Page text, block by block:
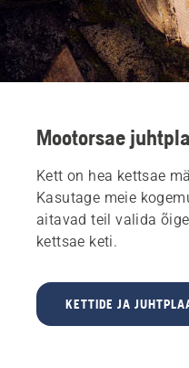
Mootorsae
Kett on hea kettsae
Kasutage meie
aitavad teil valida
kettsae keti.
KETTIDE JA